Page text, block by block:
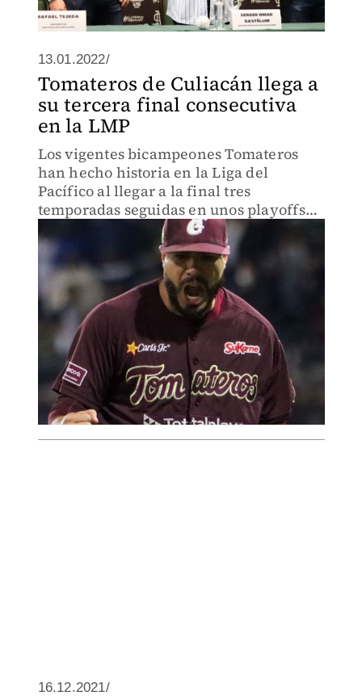
13.01.2022/
Tomateros de Culiacán llega a
su tercera final consecutiva
en la LMP
Los vigentes bicampeones Tomateros
han hecho historia en la Liga del
Pacífico al llegar a la final tres
temporadas seguidas en unos playoffs
increíbles.
16.12.2021/